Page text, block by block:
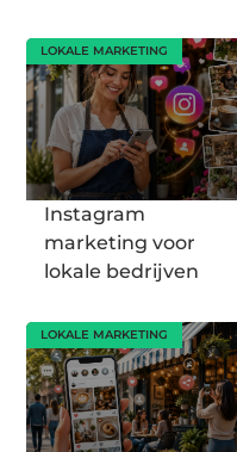
LOKALE MARKETING
Instagram
marketing voor
lokale bedrijven
LOKALE MARKETING